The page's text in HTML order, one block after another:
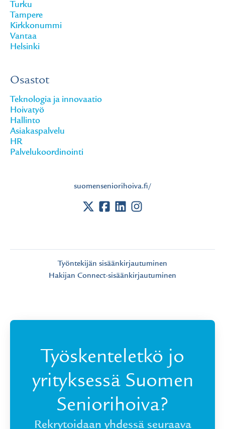
Turku
Tampere
Kirkkonummi
Vantaa
Helsinki
Osastot
Teknologia ja innovaatio
Hoivatyö
Hallinto
Asiakaspalvelu
HR
Palvelukoordinointi
suomenseniorihoiva.fi/
Työntekijän sisäänkirjautuminen
Hakijan Connect-sisäänkirjautuminen
Työskenteletkö jo
yrityksessä Suomen
Seniorihoiva?
Rekrytoidaan yhdessä seuraava